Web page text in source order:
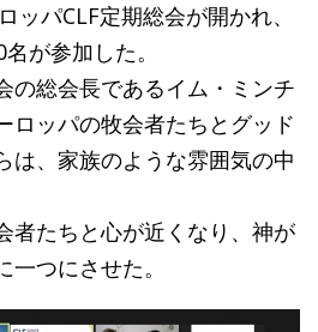
ッパCLF定期総会が開かれ、
が参加した。
の総会長であるイム・ミンチ
ロッパの牧会者たちとグッド
は、家族のような雰囲気の中
者たちと心が近くなり、神が
つにさせた。